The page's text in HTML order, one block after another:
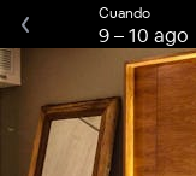
Cuando
9–10 ago